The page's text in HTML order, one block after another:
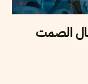
الصمت